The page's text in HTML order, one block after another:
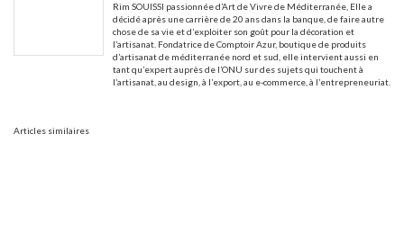
Rim SOUISSI passionnée d’Art de Vivre de Méditerranée, Elle a
décidé après une carrière de 20 ans dans la banque, de faire autre
chose de sa vie et d’exploiter son goût pour la décoration et
l’artisanat. Fondatrice de Comptoir Azur, boutique de produits
d’artisanat de méditerranée nord et sud, elle intervient aussi en
tant qu’expert auprès de l’ONU sur des sujets qui touchent à
l’artisanat, au design, à l’export, au e-commerce, à l’entrepreneuriat.
Articles similaires